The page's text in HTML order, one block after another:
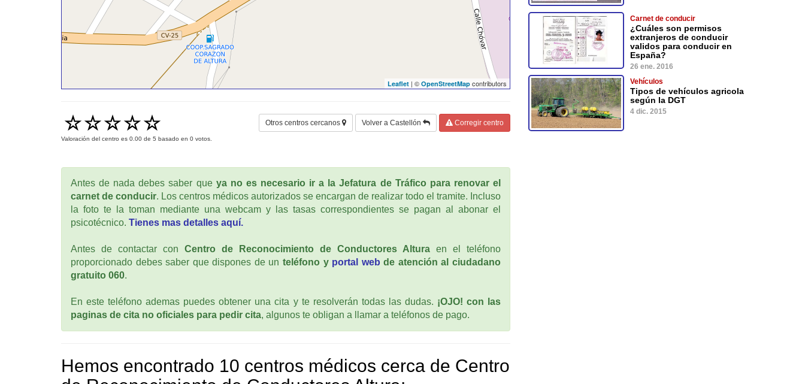
Leaflet | © OpenStreetMap contributors
Valoración del centro es 0.00 de 5 basado en 0 votos.
Otros centros cercanos Volver a Castellón Corregir centro
Antes de nada debes saber que ya no es necesario ir a la Jefatura de Tráfico para renovar el
carnet de conducir. Los centros médicos autorizados se encargan de realizar todo el tramite. Incluso
la foto te la toman mediante una webcam y las tasas correspondientes se pagan al abonar el
psicotécnico. Tienes mas detalles aquí.
Antes de contactar con Centro de Reconocimiento de Conductores Altura en el teléfono
proporcionado debes saber que dispones de un teléfono y portal web de atención al ciudadano
gratuito 060.
En este teléfono ademas puedes obtener una cita y te resolverán todas las dudas. ¡OJO! con las
paginas de cita no oficiales para pedir cita, algunos te obligan a llamar a teléfonos de pago.
Hemos encontrado 10 centros médicos cerca de Centro
Carnet de conducir
¿Cuáles son permisos
extranjeros de conducir
validos para conducir en
España?
26 ene. 2016
Vehículos
Tipos de vehículos agricola
según la DGT
4 dic. 2015